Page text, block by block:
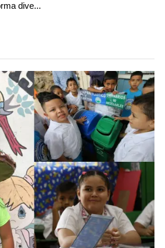
dive...